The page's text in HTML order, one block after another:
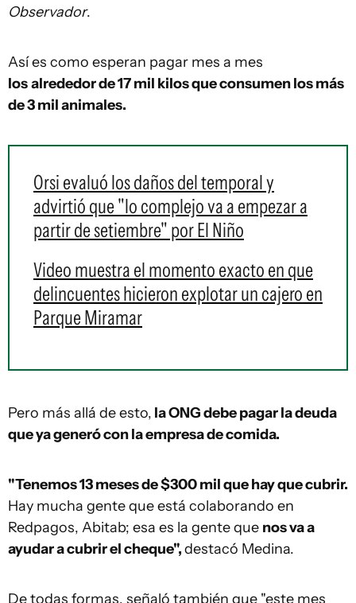
Observador.
Así es como esperan pagar mes a mes
losalrededor de 17 mil kilos que consumen los más
de 3 mil animales.
Orsi evaluó los daños del temporal y
advirtió que "lo complejo va a empezar a
partir de setiembre" por El Niño
Video muestra el momento exacto en que
delincuentes hicieron explotar un cajero en
Parque Miramar
Pero más allá de esto, la ONG debe pagar la deuda
que ya generó con la empresa de comida.
"Tenemos 13 meses de $300 mil que hay que cubrir.
Hay mucha gente que está colaborando en
Redpagos, Abitab; esa es la gente que nos va a
ayudar a cubrir el cheque",destacó Medina.
De todas formas, señaló también que "este mes